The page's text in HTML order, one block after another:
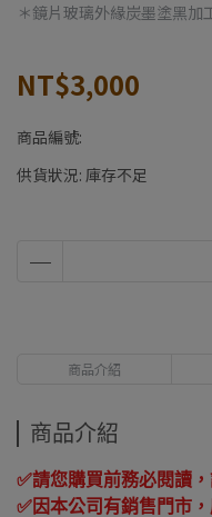
＊鏡片玻璃外緣炭墨塗黑加
NT$3,000
商品編號:
供貨狀況: 庫存不足
商品介紹
商品介紹
✅請您購買前務必閱讀
✅因本公司有銷售門市